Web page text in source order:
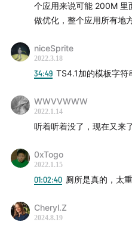
上期反馈及回应
03:35 面试
为什么需要招人
09:00 面试官的基本素养
面试题 - “八股文” 什
29:45 简历记得要扬长避短
开始吧，请先做个自我
40:12 智力题？态度题？
个应用来说可能 200M 里
做优化，整个应用所有地
niceSprite
2022.3.18
34:49 TS4.1加的模板字符
WWVVWWW
2022.1.14
听着听着没了，现在又来
0xTogo
2022.1.15
01:02:40 厕所是真的，太
Cheryl.Z
2024.8.19